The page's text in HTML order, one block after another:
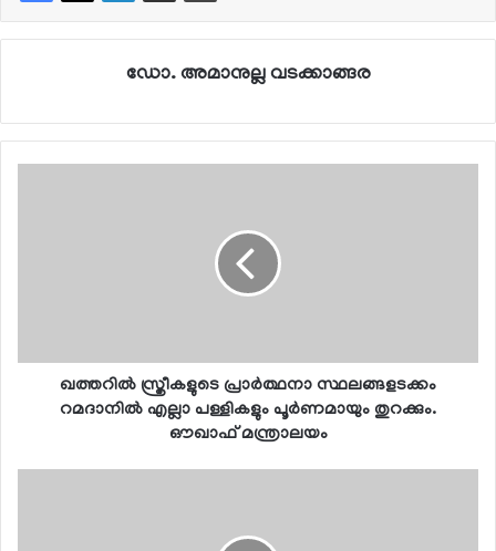
ഡോ. അമാനുല്ല വടക്കാങ്ങര
ഖത്തറില്‍ സ്ത്രീകളുടെ പ്രാര്‍ത്ഥനാ സ്ഥലങ്ങളടക്കം
റമദാനില്‍ എല്ലാ പള്ളികളും പൂര്‍ണമായും തുറക്കും.
ഔഖാഫ് മന്ത്രാലയം